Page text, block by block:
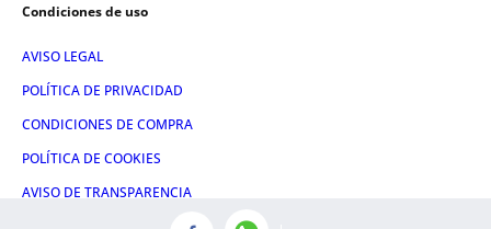
Condiciones de uso
AVISO LEGAL
POLÍTICA DE PRIVACIDAD
CONDICIONES DE COMPRA
POLÍTICA DE COOKIES
AVISO DE TRANSPARENCIA